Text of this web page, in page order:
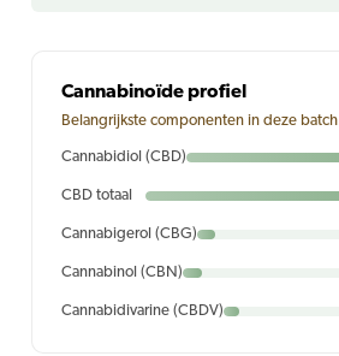
Cannabinoïde profiel
Belangrijkste componenten in deze batch
Cannabidiol (CBD)
CBD totaal
Cannabigerol (CBG)
Cannabinol (CBN)
Cannabidivarine (CBDV)